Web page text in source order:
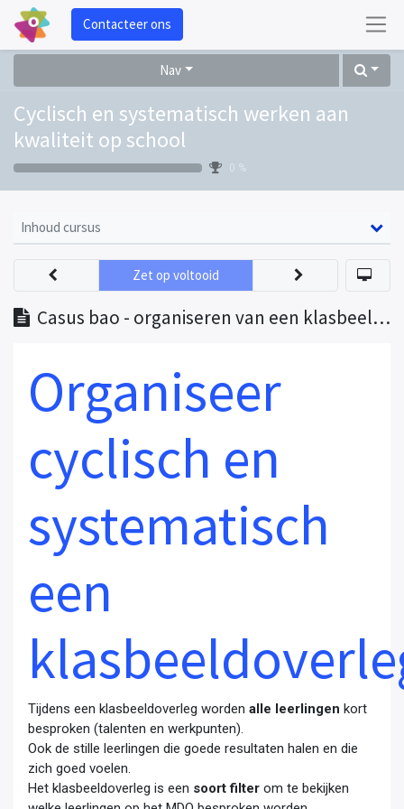
Contacteer ons
Nav
Cyclisch en systematisch werken aan
kwaliteit op school
0 %
Inhoud cursus
Casus bao - organiseren van een klasbeeldoverleg
Zet op voltooid
Organiseer
cyclisch en
systematisch
een
Tijdens een klasbeeldoverleg worden alle leerlingen kort
besproken (talenten en werkpunten).
Ook de stille leerlingen die goede resultaten halen en die
zich goed voelen.
Het klasbeeldoverleg is een soort filter om te bekijken